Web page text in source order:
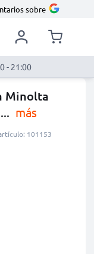
sobre
- 21:00
Minolta
... más
101153